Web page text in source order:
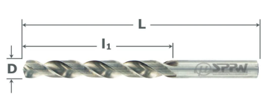
hviezdičiek.